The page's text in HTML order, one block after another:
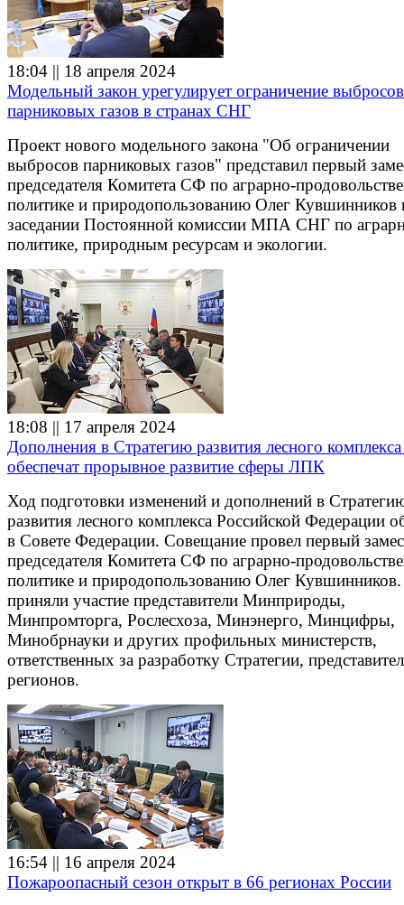
18:04 || 18 апреля 2024
Модельный закон урегулирует ограничение выбросов
парниковых газов в странах СНГ
Проект нового модельного закона "Об ограничении
выбросов парниковых газов" представил первый
председателя Комитета СФ по аграрно-
политике и природопользованию Олег Кувшинников
заседании Постоянной комиссии МПА СНГ по
политике, природным ресурсам и экологии.
18:08 || 17 апреля 2024
Дополнения в Стратегию развития лесного
обеспечат прорывное развитие сферы ЛПК
Ход подготовки изменений и дополнений в
развития лесного комплекса Российской Федерации
в Совете Федерации. Совещание провел первый
председателя Комитета СФ по аграрно-
политике и природопользованию Олег
приняли участие представители Минприроды,
Минпромторга, Рослесхоза, Минэнерго, Минцифры,
Минобрнауки и других профильных министерств,
ответственных за разработку Стратегии,
регионов.
16:54 || 16 апреля 2024
Пожароопасный сезон открыт в 66 регионах России